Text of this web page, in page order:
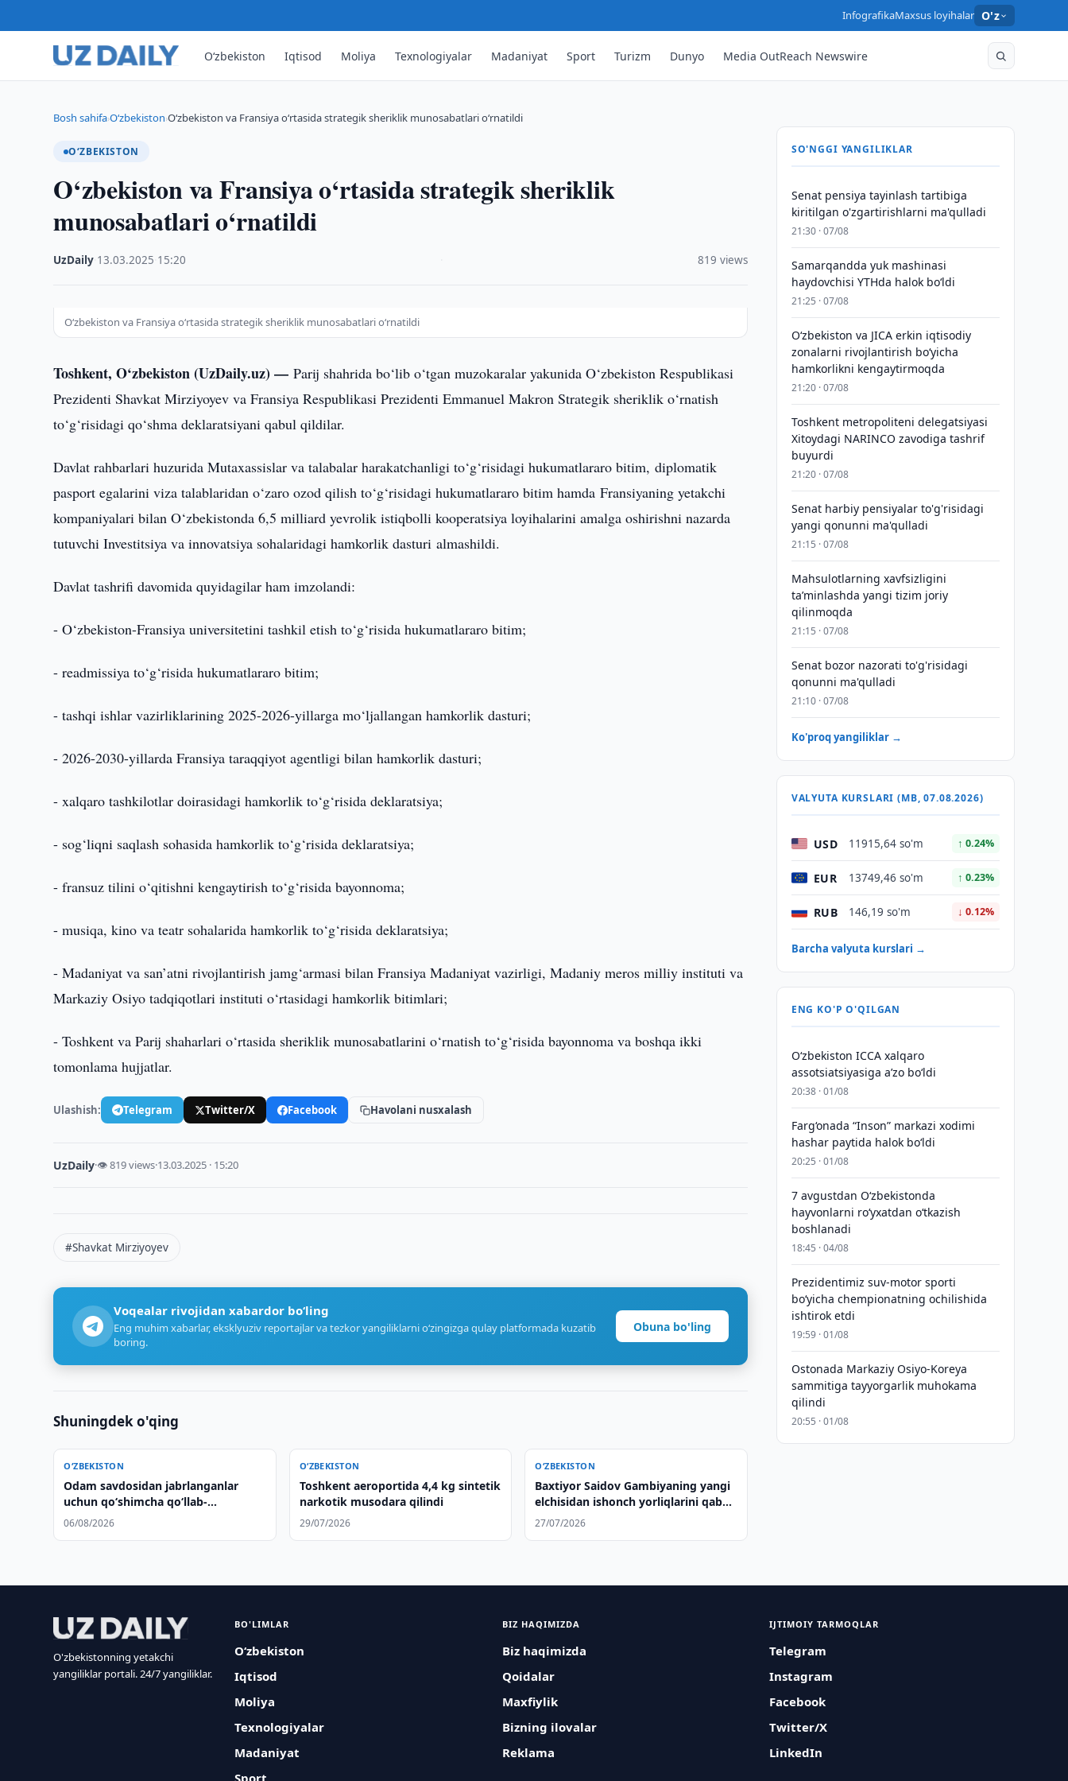
InfografikaMaxsus loyihalar O'z
O‘zbekiston Iqtisod Moliya Texnologiyalar Madaniyat Sport Turizm Dunyo Media OutReach Newswire
Bosh sahifa›O‘zbekiston›O‘zbekiston va Fransiya o‘rtasida strategik sheriklik munosabatlari o‘rnatildi
O‘ZBEKISTON
O‘zbekiston va Fransiya o‘rtasida strategik sheriklik
munosabatlari o‘rnatildi
UzDaily 13.03.2025 15:20 819 views
O‘zbekiston va Fransiya o‘rtasida strategik sheriklik munosabatlari o‘rnatildi
Toshkent, O‘zbekiston (UzDaily.uz) —Parij shahrida bo‘lib o‘tgan muzokaralar yakunida O‘zbekiston Respublikasi
Prezidenti Shavkat Mirziyoyev va Fransiya Respublikasi Prezidenti Emmanuel Makron Strategik sheriklik o‘rnatish
to‘g‘risidagi qo‘shma deklaratsiyani qabul qildilar.
Davlat rahbarlari huzurida Mutaxassislar va talabalar harakatchanligi to‘g‘risidagi hukumatlararo bitim, diplomatik
pasport egalarini viza talablaridan o‘zaro ozod qilish to‘g‘risidagi hukumatlararo bitim hamda Fransiyaning yetakchi
kompaniyalari bilan O‘zbekistonda 6,5 milliard yevrolik istiqbolli kooperatsiya loyihalarini amalga oshirishni nazarda
tutuvchi Investitsiya va innovatsiya sohalaridagi hamkorlik dasturi almashildi.
Davlat tashrifi davomida quyidagilar ham imzolandi:
- O‘zbekiston-Fransiya universitetini tashkil etish to‘g‘risida hukumatlararo bitim;
- readmissiya to‘g‘risida hukumatlararo bitim;
- tashqi ishlar vazirliklarining 2025-2026-yillarga mo‘ljallangan hamkorlik dasturi;
- 2026-2030-yillarda Fransiya taraqqiyot agentligi bilan hamkorlik dasturi;
- xalqaro tashkilotlar doirasidagi hamkorlik to‘g‘risida deklaratsiya;
- sog‘liqni saqlash sohasida hamkorlik to‘g‘risida deklaratsiya;
- fransuz tilini o‘qitishni kengaytirish to‘g‘risida bayonnoma;
- musiqa, kino va teatr sohalarida hamkorlik to‘g‘risida deklaratsiya;
- Madaniyat va san’atni rivojlantirish jamg‘armasi bilan Fransiya Madaniyat vazirligi, Madaniy meros milliy instituti va
Markaziy Osiyo tadqiqotlari instituti o‘rtasidagi hamkorlik bitimlari;
- Toshkent va Parij shaharlari o‘rtasida sheriklik munosabatlarini o‘rnatish to‘g‘risida bayonnoma va boshqa ikki
tomonlama hujjatlar.
Ulashish: Telegram Twitter/X Facebook Havolani nusxalash
UzDaily·👁 819 views·13.03.2025 · 15:20
#Shavkat Mirziyoyev
Voqealar rivojidan xabardor bo‘ling
Eng muhim xabarlar, eksklyuziv reportajlar va tezkor yangiliklarni o‘zingizga qulay platformada kuzatib
boring.
Obuna bo'ling
Shuningdek o'qing
O‘ZBEKISTON
Odam savdosidan jabrlanganlar
uchun qo‘shimcha qo‘llab-
quvvatlash choralari joriy etiladi
06/08/2026
O‘ZBEKISTON
Toshkent aeroportida 4,4 kg sintetik
narkotik musodara qilindi
29/07/2026
O‘ZBEKISTON
Baxtiyor Saidov Gambiyaning yangi
elchisidan ishonch yorliqlarini qabul
qildi
27/07/2026
SO'NGGI YANGILIKLAR
Senat pensiya tayinlash tartibiga
kiritilgan o'zgartirishlarni ma'qulladi
21:30 · 07/08
Samarqandda yuk mashinasi
haydovchisi YTHda halok bo‘ldi
21:25 · 07/08
Oʻzbekiston va JICA erkin iqtisodiy
zonalarni rivojlantirish boʻyicha
hamkorlikni kengaytirmoqda
21:20 · 07/08
Toshkent metropoliteni delegatsiyasi
Xitoydagi NARINCO zavodiga tashrif
buyurdi
21:20 · 07/08
Senat harbiy pensiyalar to'g'risidagi
yangi qonunni ma'qulladi
21:15 · 07/08
Mahsulotlarning xavfsizligini
taʼminlashda yangi tizim joriy
qilinmoqda
21:15 · 07/08
Senat bozor nazorati to'g'risidagi
qonunni ma'qulladi
21:10 · 07/08
Ko'proq yangiliklar →
VALYUTA KURSLARI (MB, 07.08.2026)
USD 11915,64 so'm ↑ 0.24%
EUR 13749,46 so'm ↑ 0.23%
RUB 146,19 so'm ↓ 0.12%
Barcha valyuta kurslari →
ENG KO'P O'QILGAN
O‘zbekiston ICCA xalqaro
assotsiatsiyasiga aʼzo bo‘ldi
20:38 · 01/08
Farg‘onada “Inson” markazi xodimi
hashar paytida halok bo‘ldi
20:25 · 01/08
7 avgustdan O‘zbekistonda
hayvonlarni ro‘yxatdan o‘tkazish
boshlanadi
18:45 · 04/08
Prezidentimiz suv-motor sporti
bo‘yicha chempionatning ochilishida
ishtirok etdi
19:59 · 01/08
Ostonada Markaziy Osiyo-Koreya
sammitiga tayyorgarlik muhokama
qilindi
20:55 · 01/08
O'zbekistonning yetakchi
yangiliklar portali. 24/7 yangiliklar.
BO'LIMLAR
O‘zbekiston
Iqtisod
Moliya
Texnologiyalar
Madaniyat
Sport
BIZ HAQIMIZDA
Biz haqimizda
Qoidalar
Maxfiylik
Bizning ilovalar
Reklama
IJTIMOIY TARMOQLAR
Telegram
Instagram
Facebook
Twitter/X
LinkedIn